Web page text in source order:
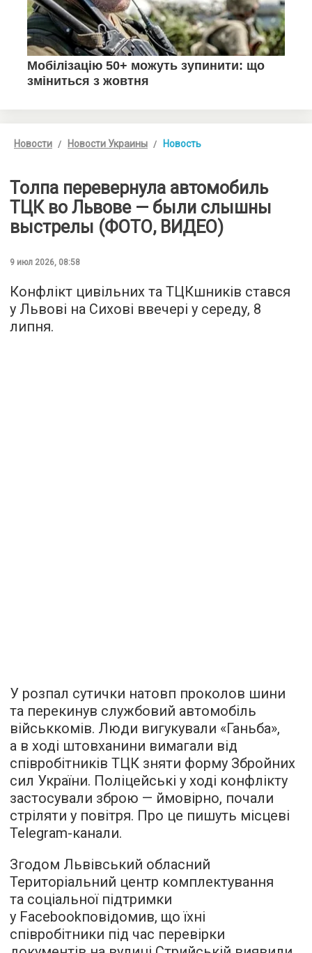
Новости Новости Украины Новость
Толпа перевернула автомобиль
ТЦК во Львове — были слышны
выстрелы (ФОТО, ВИДЕО)
9 июл 2026, 08:58
Конфлікт цивільних та ТЦКшників стався
у Львові на Сихові ввечері у середу, 8
липня.
У розпал сутички натовп проколов шини
та перекинув службовий автомобіль
військкомів. Люди вигукували «Ганьба»,
а в ході штовханини вимагали від
співробітників ТЦК зняти форму Збройних
сил України. Поліцейські у ході конфлікту
застосували зброю — ймовірно, почали
стріляти у повітря. Про це пишуть місцеві
Telegram-канали.
Згодом Львівський обласний
Територіальний центр комплектування
та соціальної підтримки
у Facebookповідомив, що їхні
співробітники під час перевірки